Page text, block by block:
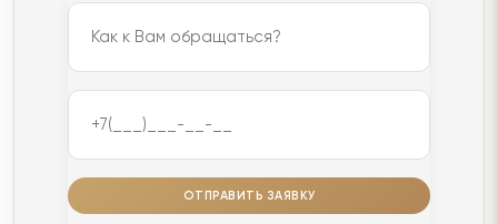
ОТПРАВИТЬ ЗАЯВКУ